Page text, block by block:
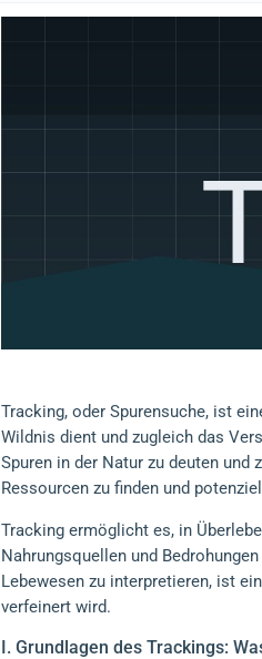
Tracking, oder Spurensuche, ist
Wildnis dient und zugleich das
Spuren in der Natur zu deuten und
Ressourcen zu finden und
Tracking ermöglicht es, in
Nahrungsquellen und
Lebewesen zu interpretieren, ist
verfeinert wird.
I. Grundlagen des Trackings: